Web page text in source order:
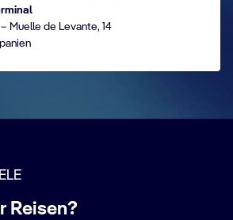
Muelle de Levante, 14
Reisen?